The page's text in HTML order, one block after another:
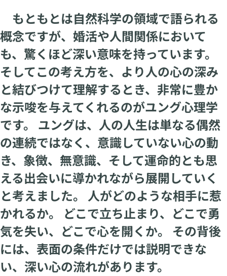
もともとは自然科学の領域で語られる
概念ですが、婚活や人間関係において
も、驚くほど深い意味を持っています。
そしてこの考え方を、より人の心の深み
と結びつけて理解するとき、非常に豊か
な示唆を与えてくれるのがユング心理学
です。 ユングは、人の人生は単なる偶然
の連続ではなく、意識していない心の動
き、象徴、無意識、そして運命的とも思
える出会いに導かれながら展開していく
と考えました。 人がどのような相手に惹
かれるか。 どこで立ち止まり、どこで勇
気を失い、どこで心を開くか。 その背後
には、表面の条件だけでは説明できな
い、深い心の流れがあります。